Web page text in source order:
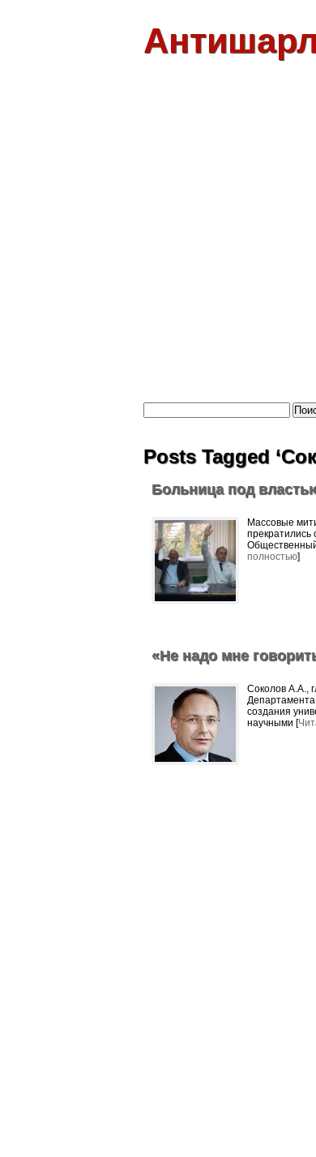
Posts Tagged
Больница под
Массовые
прекратились
полностью]
«Не надо мне
Соколов А.А.,
Департамента
создания
научными [